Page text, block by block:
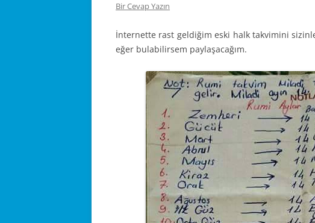
Bir Cevap Yazın
İnternette rast geldiğim eski halk takvimini
eğer bulabilirsem paylaşacağım.